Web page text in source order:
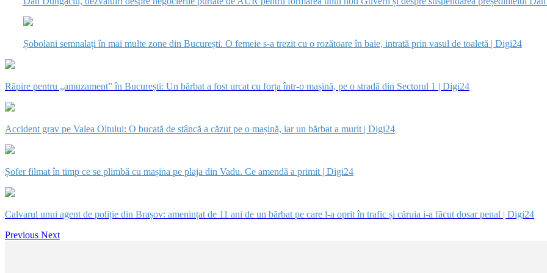
Șobolani semnalați în mai multe zone din București. O femeie s-a trezit cu o rozătoare în baie, intrată prin vasul de toaletă | Digi24
Răpire pentru „amuzament” în București: Un bărbat a fost urcat cu forța într-o mașină, pe o stradă din Sectorul 1 | Digi24
Accident grav pe Valea Oltului: O bucată de stâncă a căzut pe o mașină, iar un bărbat a murit | Digi24
Șofer filmat în timp ce se plimbă cu mașina pe plaja din Vadu. Ce amendă a primit | Digi24
Calvarul unui agent de poliție din Brașov: amenințat de 11 ani de un bărbat pe care l-a oprit în trafic și căruia i-a făcut dosar penal | Digi24
Previous Next